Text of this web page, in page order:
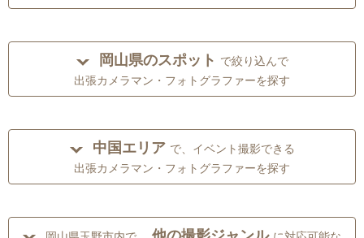
岡山県のスポット で絞り込んで
出張カメラマン・フォトグラファーを探す
中国エリア で、イベント撮影できる
出張カメラマン・フォトグラファーを探す